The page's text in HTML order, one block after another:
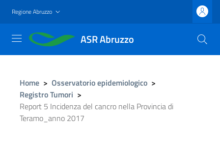
principale
Regione Abruzzo
ASR Abruzzo
Home > Osservatorio epidemiologico >
Registro Tumori >
Report 5 Incidenza del cancro nella Provincia di
Teramo_anno 2017